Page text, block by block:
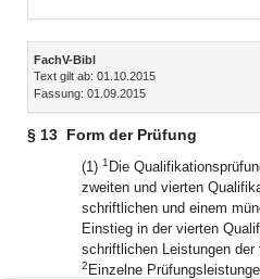
Inhalt
FachV-Bibl
Text gilt ab: 01.10.2015
Fassung: 01.09.2015
§ 13 Form der Prüfung
(1) 1 Die
zweiten und vierten
schriftlichen und einem
Einstieg in der vierten
schriftlichen Leistungen
2 Einzelne